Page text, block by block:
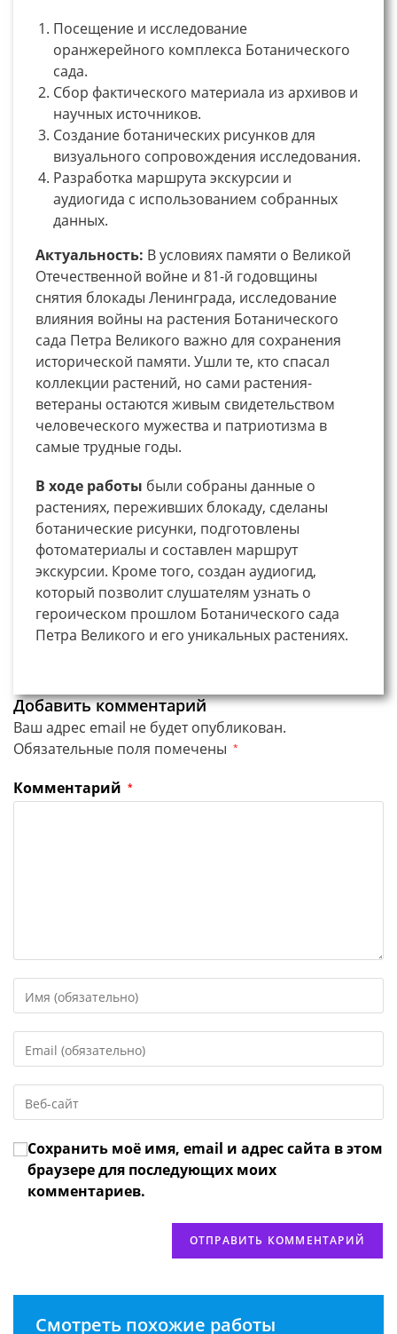
Посещение и исследование
оранжерейного комплекса Ботанического
сада.
Сбор фактического материала из архивов и
научных источников.
Создание ботанических рисунков для
визуального сопровождения исследования.
Разработка маршрута экскурсии и
аудиогида с использованием собранных
данных.
Актуальность: В условиях памяти о Великой
Отечественной войне и 81-й годовщины
снятия блокады Ленинграда, исследование
влияния войны на растения Ботанического
сада Петра Великого важно для сохранения
исторической памяти. Ушли те, кто спасал
коллекции растений, но сами растения-
ветераны остаются живым свидетельством
человеческого мужества и патриотизма в
самые трудные годы.
В ходе работы были собраны данные о
растениях, переживших блокаду, сделаны
ботанические рисунки, подготовлены
фотоматериалы и составлен маршрут
экскурсии. Кроме того, создан аудиогид,
который позволит слушателям узнать о
героическом прошлом Ботанического сада
Петра Великого и его уникальных растениях.
Добавить комментарий
Ваш адрес email не будет опубликован.
Обязательные поля помечены *
Комментарий *
свое
или
имя
чтобы
прокомментировать
свой
адрес,
чтобы
URL
веб-
сайта
(необязательно)
Сохранить моё имя, email и адрес сайта в этом
браузере для последующих моих
комментариев.
Смотреть похожие работы